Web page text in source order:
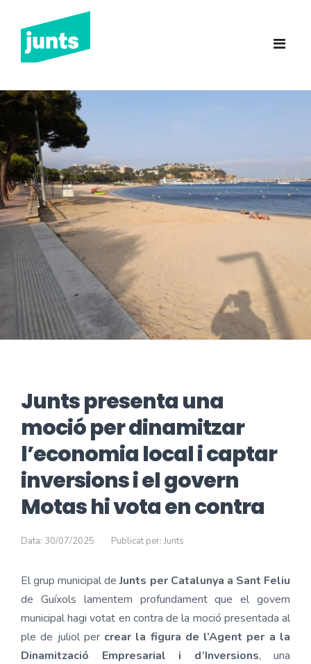
Junts Sant Feliu de
Guíxols
INICI
CANDIDATURA 2023
NOTÍCIES
BUTLLETINS
INCIDÈNCIES
CONTACTE
Junts presenta una
moció per dinamitzar
l’economia local i captar
inversions i el govern
Motas hi vota en contra
Data: 30/07/2025 Publicat per: Junts
El grup municipal deJunts per Catalunya a Sant Feliu
de Guíxols lamentem profundament que el govern
municipal hagi votat en contra de la moció presentada al
ple de juliol per crear la figura de l’Agent per a la
Dinamització Empresarial i d’Inversions, una